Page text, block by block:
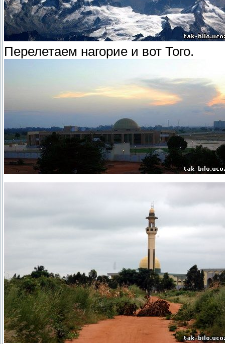
Перелетаем нагорие и вот Того.